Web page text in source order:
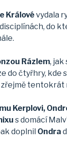
Královévydala
do
Rázlem, jak
do čtyřhry,
tentokrát
Kerplovi,
s domácí
doplnil Ondra